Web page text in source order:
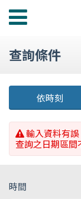
功
選
查詢條件
依時刻
輸入資料有
查詢之日期區間
時間